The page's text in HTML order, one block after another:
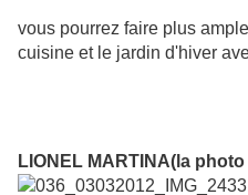
vous pourrez faire plus
cuisine et le jardin d'hiver
LIONEL MARTINA(la